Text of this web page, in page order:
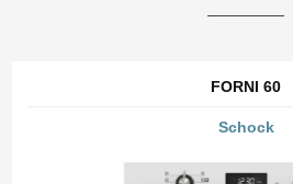
FORNI 60
Schock